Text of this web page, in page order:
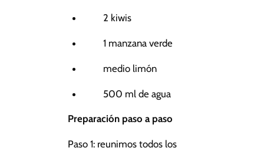
2 kiwis
1 manzana verde
medio limón
500 ml de agua
Preparación paso a paso
Paso 1: reunimos todos los